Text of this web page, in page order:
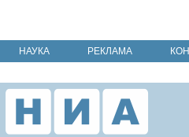
НАУКА РЕКЛАМА